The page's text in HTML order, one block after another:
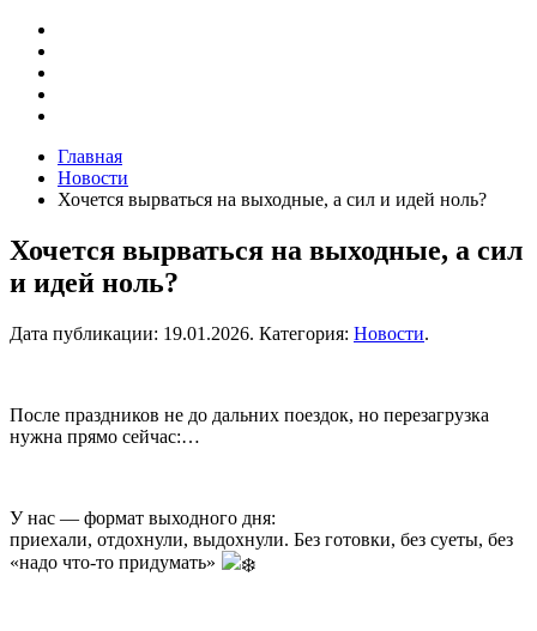
Главная
Новости
Хочется вырваться на выходные, а сил и идей ноль?
Хочется вырваться на выходные, а сил
и идей ноль?
Дата публикации: 19.01.2026. Категория: Новости.
После праздников не до дальних поездок, но перезагрузка
нужна прямо сейчас:…
У нас — формат выходного дня:
приехали, отдохнули, выдохнули. Без готовки, без суеты, без
«надо что-то придумать»